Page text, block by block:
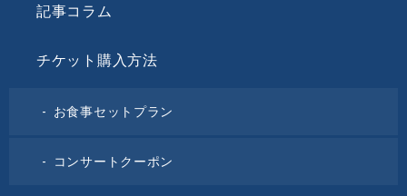
記事コラム
チケット購入方法
お食事セットプラン
コンサートクーポン